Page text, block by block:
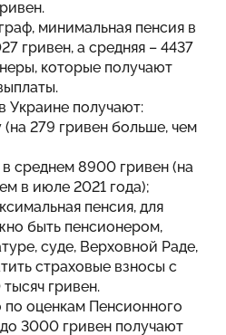
минимальная пенсия в
гривен, а средняя – 4437
которые получают
Украине получают:
279 гривен больше, чем
среднем 8900 гривен (на
в июле 2021 года);
пенсия, для
быть пенсионером,
суде, Верховной Раде,
страховые взносы с
гривен.
оценкам Пенсионного
3000 гривен получают